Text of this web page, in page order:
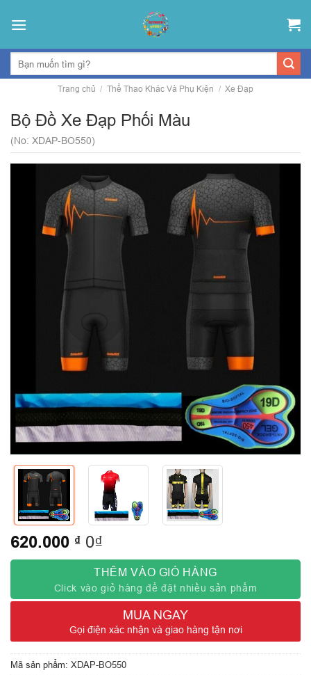
Trang chủ / Thể Thao Khác Và Phụ Kiện / Xe Đạp
Bộ Đồ Xe Đạp Phối Màu
(No: XDAP-BO550)
620.000 ₫ 0₫
THÊM VÀO GIỎ HÀNG
Click vào giỏ hàng để đặt nhiều sản phẩm
MUA NGAY
Gọi điện xác nhận và giao hàng tận nơi
Mã sản phẩm: XDAP-BO550